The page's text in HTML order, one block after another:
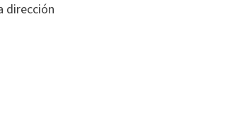
dirección